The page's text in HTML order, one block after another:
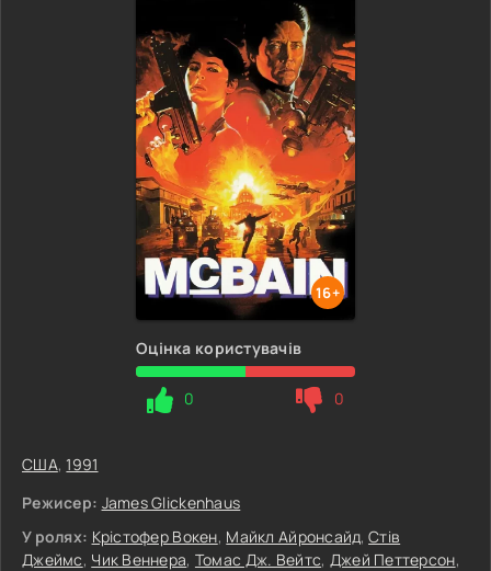
16+
Оцінка користувачів
0 0
США,1991
Режисер: James Glickenhaus
У ролях: Крістофер Вокен, Майкл Айронсайд,Стів
Джеймс, Чик Веннера, Томас Дж. Вейтс, Джей Петтерсон,